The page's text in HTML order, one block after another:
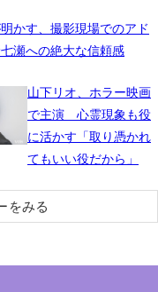
かす、撮影現場でのアド
瀬への絶大な信頼感
山下リオ、ホラー映画
で主演 心霊現象も役
に活かす「取り憑かれ
てもいい役だから」
をみる